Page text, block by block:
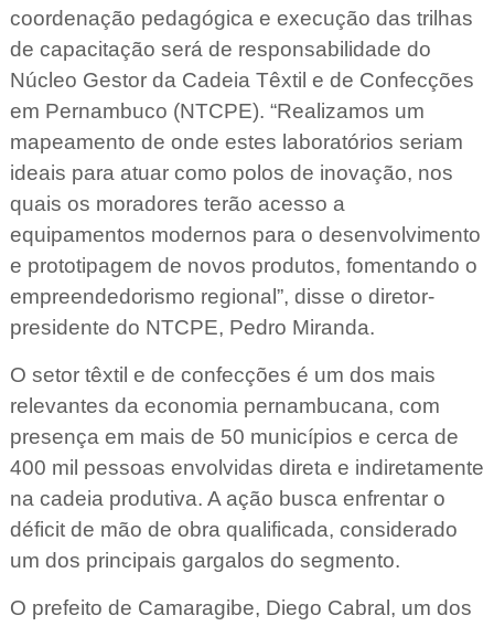
coordenação pedagógica e execução das trilhas
de capacitação será de responsabilidade do
Núcleo Gestor da Cadeia Têxtil e de Confecções
em Pernambuco (NTCPE). “Realizamos um
mapeamento de onde estes laboratórios seriam
ideais para atuar como polos de inovação, nos
quais os moradores terão acesso a
equipamentos modernos para o desenvolvimento
e prototipagem de novos produtos, fomentando o
empreendedorismo regional”, disse o diretor-
presidente do NTCPE, Pedro Miranda.
O setor têxtil e de confecções é um dos mais
relevantes da economia pernambucana, com
presença em mais de 50 municípios e cerca de
400 mil pessoas envolvidas direta e indiretamente
na cadeia produtiva. A ação busca enfrentar o
déficit de mão de obra qualificada, considerado
um dos principais gargalos do segmento.
O prefeito de Camaragibe, Diego Cabral, um dos